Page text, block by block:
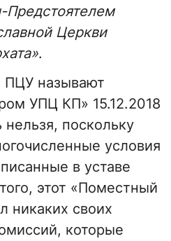
Предстоятелем
Церкви
.
ПЦУ называют
УПЦ КП» 15.12.2018
нельзя, поскольку
условия
в уставе
этот «Поместный
никаких своих
которые